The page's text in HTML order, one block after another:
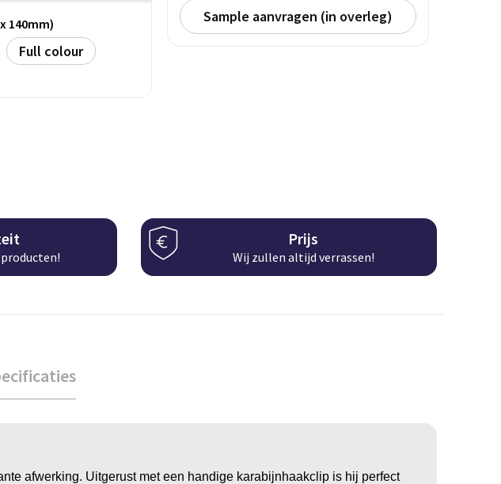
140mm)
Full colour
Sample aanvragen (in overleg)
Prijs
Wij zullen altijd verrassen!
afwerking. Uitgerust met een handige karabijnhaakclip is hij perfect